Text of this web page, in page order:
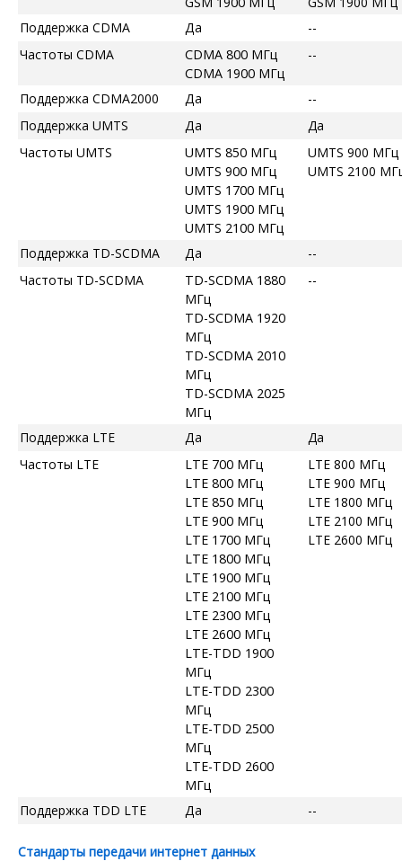
Поддержка CDMA
Да
--
Частоты CDMA
CDMA 800 МГц
CDMA 1900 МГц
--
Поддержка CDMA2000 Да
--
Поддержка UMTS
Да
Да
Частоты UMTS
UMTS 850 МГц
UMTS 900 МГц
UMTS 1700 МГц
UMTS 1900 МГц
UMTS 2100 МГц
UMTS 900 МГц
UMTS 2100
Поддержка TD-SCDMA Да
--
Частоты TD-SCDMA
TD-SCDMA 1880
МГц
TD-SCDMA 1920
МГц
TD-SCDMA 2010
МГц
TD-SCDMA 2025
МГц
--
Поддержка LTE Да
Да
Частоты LTE
LTE 700 МГц
LTE 800 МГц
LTE 850 МГц
LTE 900 МГц
LTE 1700 МГц
LTE 1800 МГц
LTE 1900 МГц
LTE 2100 МГц
LTE 2300 МГц
LTE 2600 МГц
LTE-TDD 1900
МГц
LTE-TDD 2300
МГц
LTE-TDD 2500
МГц
LTE-TDD 2600
МГц
LTE 800 МГц
LTE 900 МГц
LTE 1800 МГц
LTE 2100 МГц
LTE 2600 МГц
Поддержка TDD LTE Да --
Стандарты передачи интернет данных